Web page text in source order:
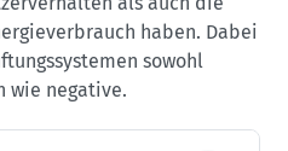
haben. Dabei
sowohl
wie negative.